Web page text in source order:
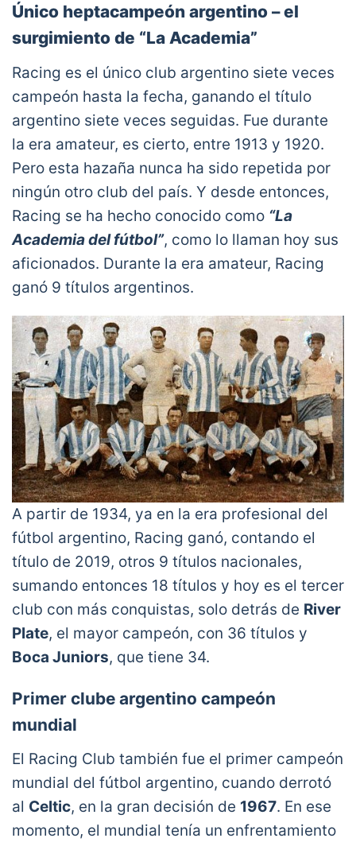
Único heptacampeón argentino – el
surgimiento de “La Academia”
Racing es el único club argentino siete veces
campeón hasta la fecha, ganando el título
argentino siete veces seguidas. Fue durante
la era amateur, es cierto, entre 1913 y 1920.
Pero esta hazaña nunca ha sido repetida por
ningún otro club del país. Y desde entonces,
Racing se ha hecho conocido como “La
Academia del fútbol”, como lo llaman hoy sus
aficionados. Durante la era amateur, Racing
ganó 9 títulos argentinos.
A partir de 1934, ya en la era profesional del
fútbol argentino, Racing ganó, contando el
título de 2019, otros 9 títulos nacionales,
sumando entonces 18 títulos y hoy es el tercer
club con más conquistas, solo detrás de River
Plate, el mayor campeón, con 36 títulos y
Boca Juniors, que tiene 34.
Primer clube argentino campeón
mundial
El Racing Club también fue el primer campeón
mundial del fútbol argentino, cuando derrotó
al Celtic, en la gran decisión de 1967. En ese
momento, el mundial tenía un enfrentamiento